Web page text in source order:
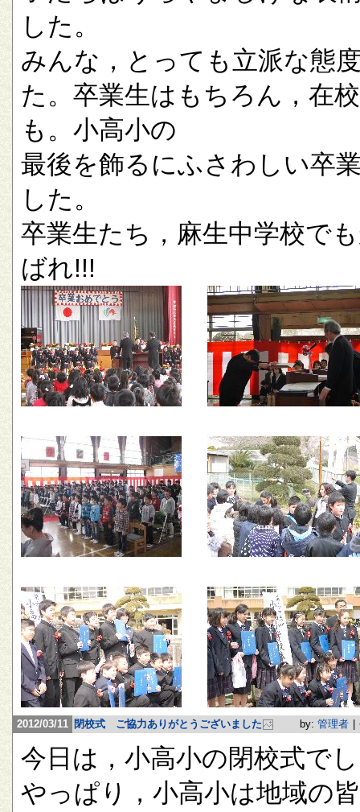
した。
みんな，とっても立派な態
た。卒業生はもちろん，在
も。小高小の
最後を飾るにふさわしい卒
した。
卒業生たち，麻生中学校で
ばれ!!!
2012/03/11 閉校式 ご協力ありがとうございました by: 管理者
今日は，小高小の閉校式で
やっぱり，小高小は地域の